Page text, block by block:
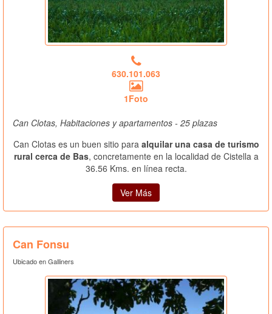
630.101.063
1Foto
Can Clotas, Habitaciones y apartamentos - 25 plazas
Can Clotas es un buen sitio para alquilar una casa de turismo
rural cerca de Bas, concretamente en la localidad de Cistella a
36.56 Kms. en línea recta.
Ver Más
Can Fonsu
Ubicado en Galliners